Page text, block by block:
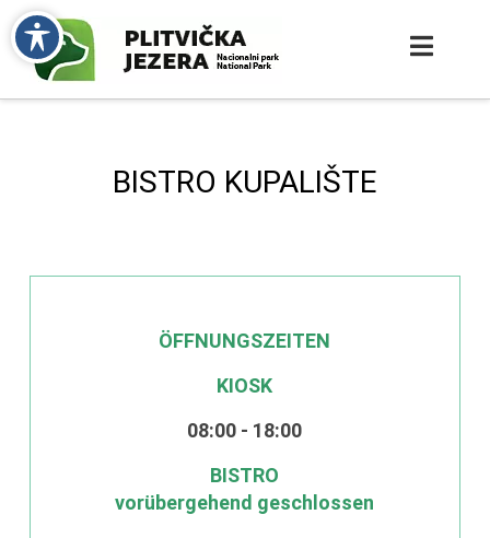
BISTRO KUPALIŠTE
ÖFFNUNGSZEITEN
KIOSK
08:00 - 18:00
BISTRO
vorübergehend geschlossen